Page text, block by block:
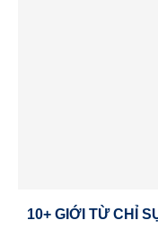
10+ GIỚI TỪ CHỈ